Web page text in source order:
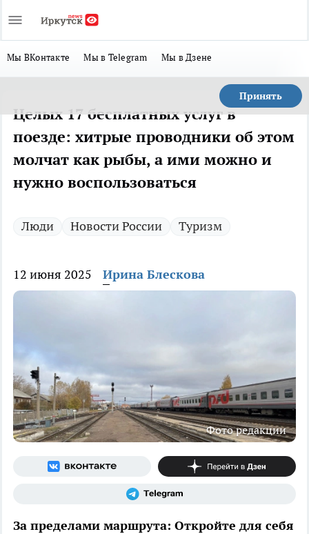
Мы ВКонтакте Мы в Telegram Мы в Дзене
Принять
Целых 17 бесплатных услуг в
поезде: хитрые проводники об этом
молчат как рыбы, а ими можно и
нужно воспользоваться
Люди Новости России Туризм
12 июня 2025 Ирина Блескова
Фото редакции
За пределами маршрута: Откройте для себя